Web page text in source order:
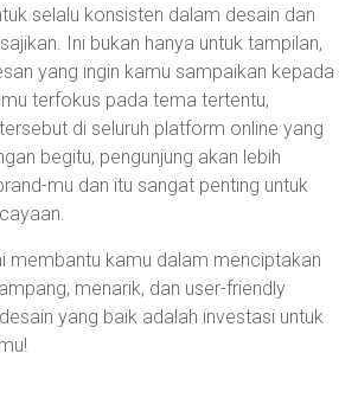
selalu konsisten dalam desain dan
Ini bukan hanya untuk tampilan,
yang ingin kamu sampaikan kepada
terfokus pada tema tertentu,
di seluruh platform online yang
begitu, pengunjung akan lebih
mu dan itu sangat penting untuk
membantu kamu dalam menciptakan
menarik, dan user-friendly
yang baik adalah investasi untuk